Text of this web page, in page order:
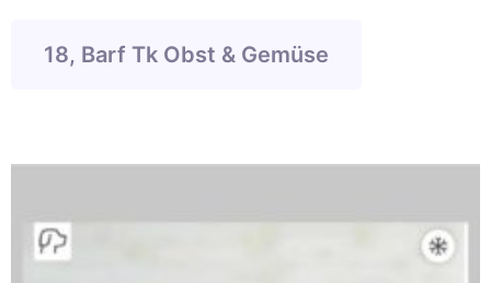
18, Barf Tk Obst & Gemüse